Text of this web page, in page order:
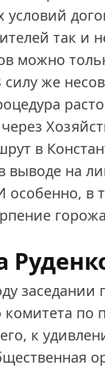
так и
можно
же
в
выводе на
особенно,
заседании
по
к